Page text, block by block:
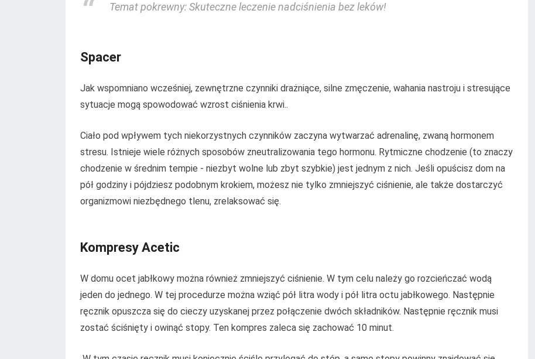
Temat pokrewny: Skuteczne leczenie nadciśnienia bez leków!
Spacer
Jak wspomniano wcześniej, zewnętrzne czynniki drażniące, silne zmęczenie, wahania nastroju i stresujące
sytuacje mogą spowodować wzrost ciśnienia krwi..
Ciało pod wpływem tych niekorzystnych czynników zaczyna wytwarzać adrenalinę, zwaną hormonem
stresu. Istnieje wiele różnych sposobów zneutralizowania tego hormonu. Rytmiczne chodzenie (to znaczy
chodzenie w średnim tempie - niezbyt wolne lub zbyt szybkie) jest jednym z nich. Jeśli opuścisz dom na
pół godziny i pójdziesz podobnym krokiem, możesz nie tylko zmniejszyć ciśnienie, ale także dostarczyć
organizmowi niezbędnego tlenu, zrelaksować się.
Kompresy Acetic
W domu ocet jabłkowy można również zmniejszyć ciśnienie. W tym celu należy go rozcieńczać wodą
jeden do jednego. W tej procedurze można wziąć pół litra wody i pół litra octu jabłkowego. Następnie
ręcznik opuszcza się do cieczy uzyskanej przez połączenie dwóch składników. Następnie ręcznik musi
zostać ściśnięty i owinąć stopy. Ten kompres zaleca się zachować 10 minut.